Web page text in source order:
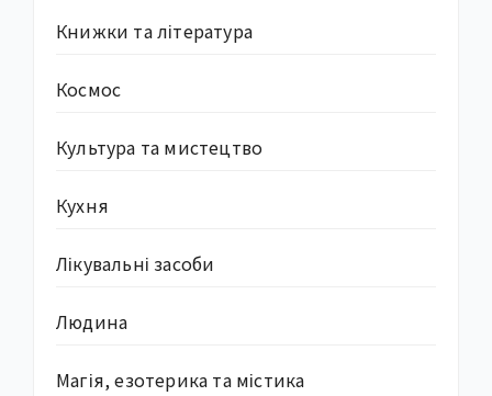
Книжки та література
Космос
Культура та мистецтво
Кухня
Лікувальні засоби
Людина
Магія, езотерика та містика